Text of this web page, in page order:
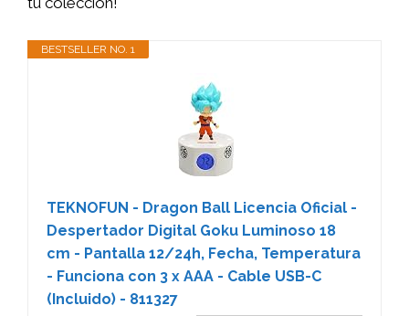
BESTSELLER NO. 1
TEKNOFUN - Dragon Ball Licencia Oficial -
Despertador Digital Goku Luminoso 18
cm - Pantalla 12/24h, Fecha, Temperatura
- Funciona con 3 x AAA - Cable USB-C
(Incluido) - 811327